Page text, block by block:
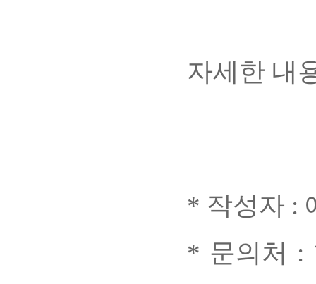
자세한 내
* 작성자 :
* 문의처 :